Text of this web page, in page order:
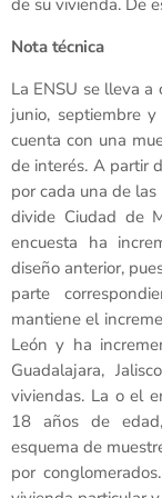
de su vivienda. De
Nota técnica
La ENSU se lleva
junio, septiembre
cuenta con una
de interés. A partir
por cada una de
divide Ciudad de
encuesta ha
diseño anterior,
parte
mantiene el
León y ha
Guadalajara,
viviendas. La o el
18 años de
esquema de
por